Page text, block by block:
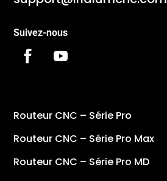
Suivez-nous
Routeur CNC – Série Pro
Routeur CNC – Série Pro Max
Routeur CNC – Série Pro MD